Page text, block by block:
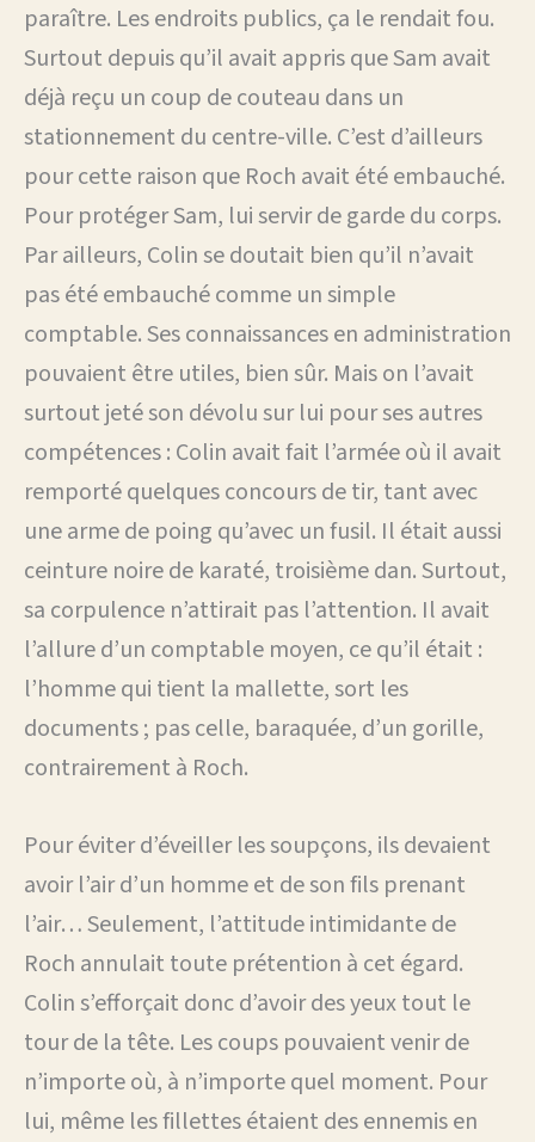
paraître. Les endroits publics, ça le rendait fou.
Surtout depuis qu’il avait appris que Sam avait
déjà reçu un coup de couteau dans un
stationnement du centre-ville. C’est d’ailleurs
pour cette raison que Roch avait été embauché.
Pour protéger Sam, lui servir de garde du corps.
Par ailleurs, Colin se doutait bien qu’il n’avait
pas été embauché comme un simple
comptable. Ses connaissances en administration
pouvaient être utiles, bien sûr. Mais on l’avait
surtout jeté son dévolu sur lui pour ses autres
compétences : Colin avait fait l’armée où il avait
remporté quelques concours de tir, tant avec
une arme de poing qu’avec un fusil. Il était aussi
ceinture noire de karaté, troisième dan. Surtout,
sa corpulence n’attirait pas l’attention. Il avait
l’allure d’un comptable moyen, ce qu’il était :
l’homme qui tient la mallette, sort les
documents ; pas celle, baraquée, d’un gorille,
contrairement à Roch.
Pour éviter d’éveiller les soupçons, ils devaient
avoir l’air d’un homme et de son fils prenant
l’air… Seulement, l’attitude intimidante de
Roch annulait toute prétention à cet égard.
Colin s’efforçait donc d’avoir des yeux tout le
tour de la tête. Les coups pouvaient venir de
n’importe où, à n’importe quel moment. Pour
lui, même les fillettes étaient des ennemis en